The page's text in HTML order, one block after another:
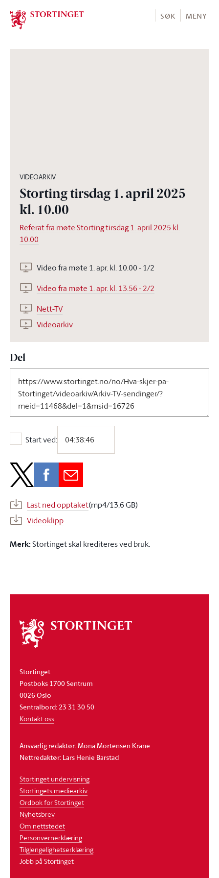
Stortinget.no
SØK MENY
VIDEOARKIV
Storting tirsdag 1. april 2025
kl. 10.00
Referat fra møte Storting tirsdag 1. april 2025 kl.
10.00
Video fra møte 1. apr. kl. 10.00 - 1/2
Video fra møte 1. apr. kl. 13.56 - 2/2
Nett-TV
Videoarkiv
Del
Start ved:
Start ved:
Last ned opptaket(mp4/13,6 GB)
Videoklipp
Merk:Stortinget skal krediteres ved bruk.
Om
stortinget
Stortinget
Postboks 1700 Sentrum
0026 Oslo
Sentralbord: 23 31 30 50
Kontakt oss
Ansvarlig redaktør: Mona Mortensen Krane
Nettredaktør: Lars Henie Barstad
Stortinget undervisning
Stortingets mediearkiv
Ordbok for Stortinget
Nyhetsbrev
Om nettstedet
Personvernerklæring
Tilgjengelighetserklæring
Jobb på Stortinget